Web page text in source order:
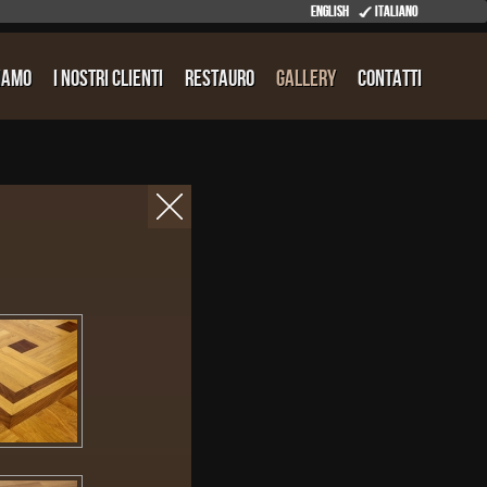
English Italiano
I nostri clienti Restauro Gallery Contatti